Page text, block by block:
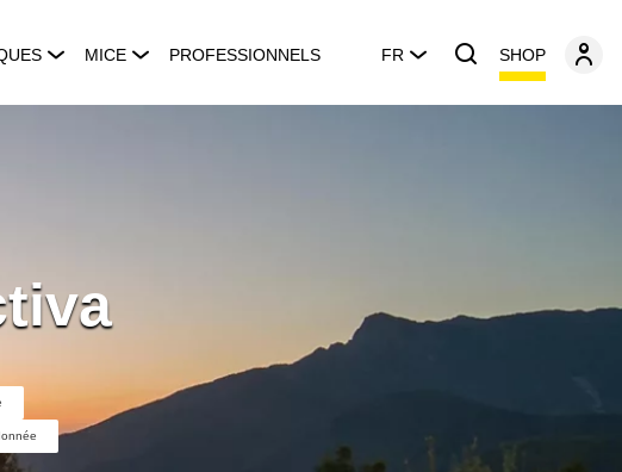
MICE PROFESSIONNELS FR SHOP